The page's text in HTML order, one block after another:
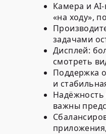
Камера и
«на ходу»,
задачами
Дисплей:
смотреть
Поддержка
и
важны